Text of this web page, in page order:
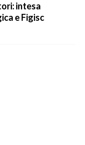
intesa
e Figisc